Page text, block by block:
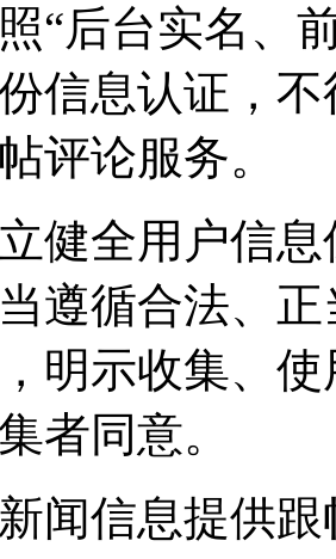
照“后台实名、
信息认证，
评论服务。
立健全用户信
遵循合法、
明示收集、
者同意。
新闻信息提供